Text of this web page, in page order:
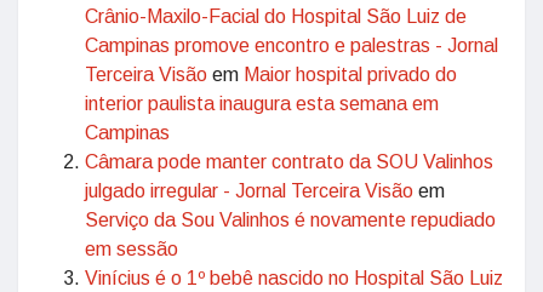
Crânio-Maxilo-Facial do Hospital São Luiz de
Campinas promove encontro e palestras - Jornal
Terceira Visão em Maior hospital privado do
interior paulista inaugura esta semana em
Campinas
Câmara pode manter contrato da SOU Valinhos
julgado irregular - Jornal Terceira Visão em
Serviço da Sou Valinhos é novamente repudiado
em sessão
Vinícius é o 1º bebê nascido no Hospital São Luiz